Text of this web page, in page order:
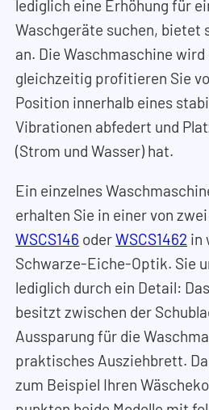
lediglich eine Erhöhung für
Waschgeräte suchen, bietet
an. Die Waschmaschine
gleichzeitig profitieren Sie
Position innerhalb eines
Vibrationen abfedert und
(Strom und Wasser) hat.
Ein einzelnes
erhalten Sie in einer von
WSCS146 oderWSCS1462 in
Schwarze-Eiche-Optik. Sie
lediglich durch ein Detail:
besitzt zwischen der
Aussparung für die
praktisches Ausziehbrett.
zum Beispiel Ihren